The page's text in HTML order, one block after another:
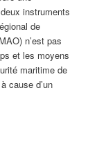
instruments
de
n’est pas
et les moyens
maritime de
cause d’un